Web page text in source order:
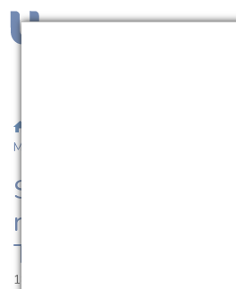
Michel Thiollent
Salão Universitário
recebe o professor
Thiollent
18.10.2019 | 11:19